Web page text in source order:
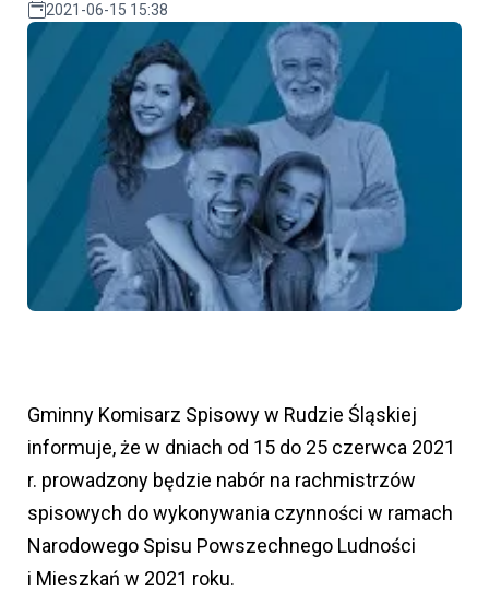
2021-06-15 15:38
Gminny Komisarz Spisowy w Rudzie Śląskiej
informuje, że w dniach od 15 do 25 czerwca 2021
r. prowadzony będzie nabór na rachmistrzów
spisowych do wykonywania czynności w ramach
Narodowego Spisu Powszechnego Ludności
i Mieszkań w 2021 roku.